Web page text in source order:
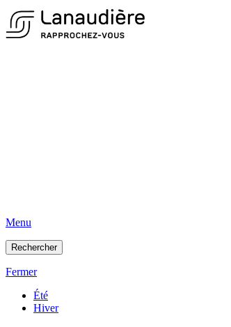
Menu
Rechercher
Fermer
Été
Hiver